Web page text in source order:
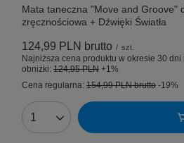
Mata taneczna "Move and Groove"
zręcznościowa + Dźwięki Światła
124,99 PLN brutto / szt.
Najniższa cena produktu w okresie 30
obniżki: 124,95 PLN +1%
Cena regularna: 154,99 PLNbrutto -19%